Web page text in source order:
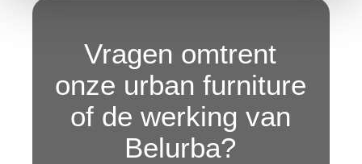
Vragen omtrent
onze urban furniture
of de werking van
Belurba?